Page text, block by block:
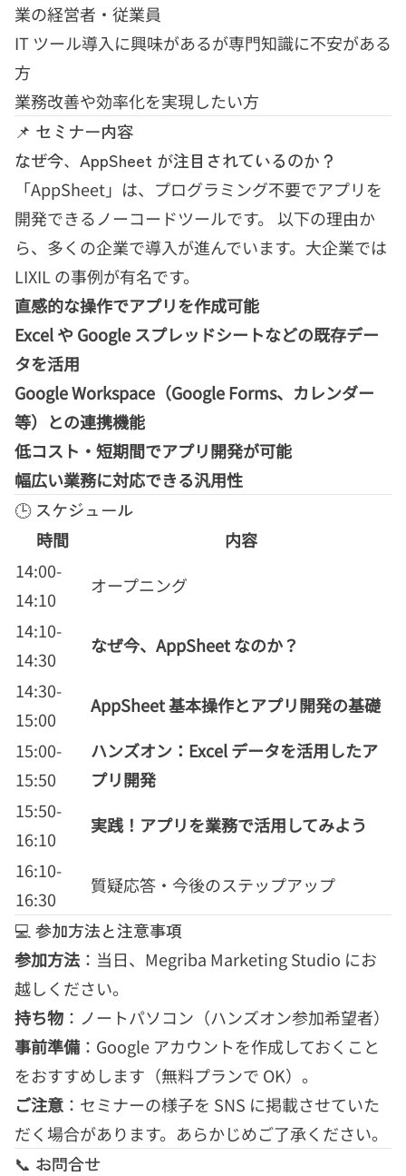
業の経営者・従業員
IT ツール導入に興味があるが専門知識に不安がある
方
業務改善や効率化を実現したい方
📌 セミナー内容
なぜ今、AppSheet が注目されているのか？
「AppSheet」は、プログラミング不要でアプリを
開発できるノーコードツールです。 以下の理由か
ら、多くの企業で導入が進んでいます。大企業では
LIXIL の事例が有名です。
直感的な操作でアプリを作成可能
Excel や Google スプレッドシートなどの既存デー
タを活用
Google Workspace（Google Forms、カレンダー
等）との連携機能
低コスト・短期間でアプリ開発が可能
幅広い業務に対応できる汎用性
🕒 スケジュール
時間
内容
14:00-
14:10
オープニング
14:10-
14:30
なぜ今、AppSheet なのか？
14:30-
15:00
AppSheet 基本操作とアプリ開発の基礎
15:00-
15:50
ハンズオン：Excel データを活用したア
プリ開発
15:50-
16:10
実践！アプリを業務で活用してみよう
16:10-
16:30
質疑応答・今後のステップアップ
💻 参加方法と注意事項
参加方法 ：当日、Megriba Marketing Studio にお
越しください。
持ち物 ：ノートパソコン（ハンズオン参加希望者）
事前準備 ：Google アカウントを作成しておくこと
をおすすめします（無料プランで OK）。
ご注意 ：セミナーの様子を SNS に掲載させていた
だく場合があります。あらかじめご了承ください。
📞 お問合せ